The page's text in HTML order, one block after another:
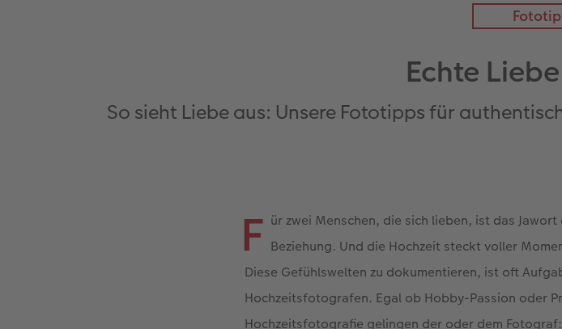
Echte
So sieht Liebe aus: Unsere Fototipps für
F ür zwei Menschen, die sich lieben, ist das
Beziehung. Und die Hochzeit steckt voller
Diese Gefühlswelten zu dokumentieren, ist oft
Hochzeitsfotografen. Egal ob Hobby-Passion oder
Hochzeitsfotografie gelingen der oder dem